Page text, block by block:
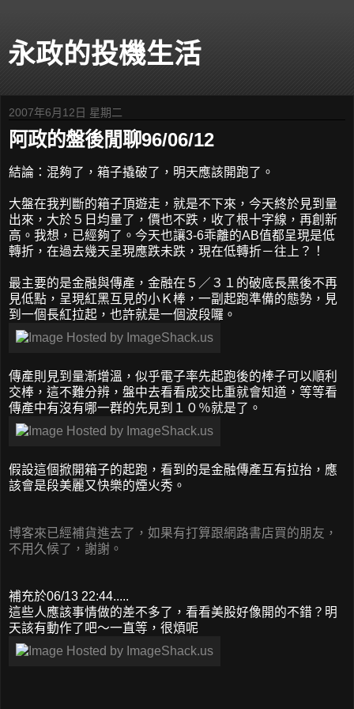
永政的投機生活
2007年6月12日 星期二
阿政的盤後閒聊96/06/12
結論：混夠了，箱子撬破了，明天應該開跑了。
大盤在我判斷的箱子頂遊走，就是不下來，今天終於見到量
出來，大於５日均量了，價也不跌，收了根十字線，再創新
高。我想，已經夠了。今天也讓3-6乖離的AB值都呈現是低
轉折，在過去幾天呈現應跌未跌，現在低轉折－往上？！
最主要的是金融與傳產，金融在５／３１的破底長黑後不再
見低點，呈現紅黑互見的小Ｋ棒，一副起跑準備的態勢，見
到一個長紅拉起，也許就是一個波段囉。
傳產則見到量漸增溫，似乎電子率先起跑後的棒子可以順利
交棒，這不難分辨，盤中去看看成交比重就會知道，等等看
傳產中有沒有哪一群的先見到１０％就是了。
假設這個掀開箱子的起跑，看到的是金融傳產互有拉抬，應
該會是段美麗又快樂的煙火秀。
博客來已經補貨進去了，如果有打算跟網路書店買的朋友，
不用久候了，謝謝。
補充於06/13 22:44.....
這些人應該事情做的差不多了，看看美股好像開的不錯？明
天該有動作了吧～一直等，很煩呢